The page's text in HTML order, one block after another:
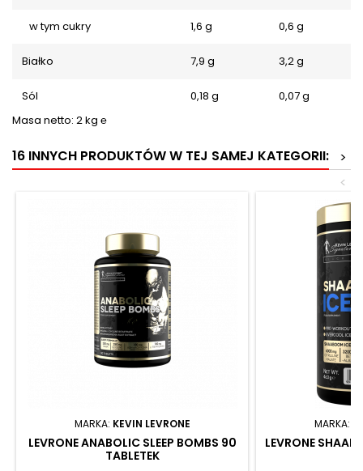
w tym cukry 1,6 g 0,6 g
Białko 7,9 g 3,2 g
Sól 0,18 g
0,07 g
Masa netto: 2 kg ℮
16 INNYCH PRODUKTÓW W TEJ SAMEJ KATEGORII:
>
<
MARKA: KEVIN LEVRONE
LEVRONE ANABOLIC SLEEP BOMBS 90
TABLETEK
MARKA:
LEVRONE